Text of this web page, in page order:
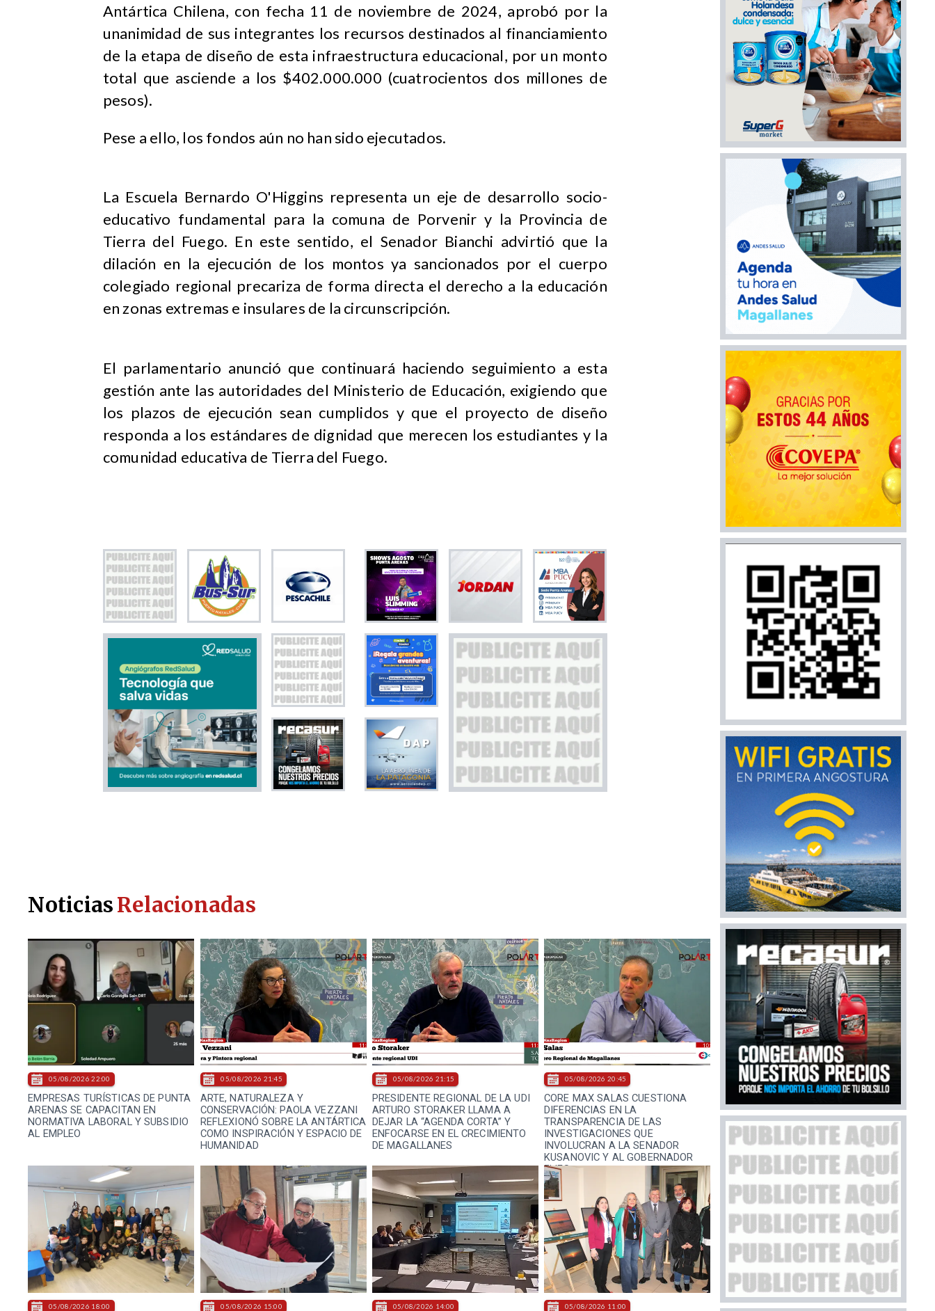
Antártica Chilena, con fecha 11 de noviembre de 2024, aprobó por la
unanimidad de sus integrantes los recursos destinados al financiamiento
de la etapa de diseño de esta infraestructura educacional, por un monto
total que asciende a los $402.000.000 (cuatrocientos dos millones de
pesos).
Pese a ello, los fondos aún no han sido ejecutados.
La Escuela Bernardo O'Higgins representa un eje de desarrollo socio-
educativo fundamental para la comuna de Porvenir y la Provincia de
Tierra del Fuego. En este sentido, el Senador Bianchi advirtió que la
dilación en la ejecución de los montos ya sancionados por el cuerpo
colegiado regional precariza de forma directa el derecho a la educación
en zonas extremas e insulares de la circunscripción.
El parlamentario anunció que continuará haciendo seguimiento a esta
gestión ante las autoridades del Ministerio de Educación, exigiendo que
los plazos de ejecución sean cumplidos y que el proyecto de diseño
responda a los estándares de dignidad que merecen los estudiantes y la
comunidad educativa de Tierra del Fuego.
EMPRESAS TURÍSTICAS DE PUNTA
ARENAS SE CAPACITAN EN
NORMATIVA LABORAL Y SUBSIDIO
AL EMPLEO
05/08/2026 22:00
ARTE, NATURALEZA Y
CONSERVACIÓN: PAOLA VEZZANI
REFLEXIONÓ SOBRE LA ANTÁRTICA
COMO INSPIRACIÓN Y ESPACIO DE
HUMANIDAD
05/08/2026 21:45
PRESIDENTE REGIONAL DE LA UDI
ARTURO STORAKER LLAMA A
DEJAR LA “AGENDA CORTA” Y
ENFOCARSE EN EL CRECIMIENTO
DE MAGALLANES
05/08/2026 21:15
CORE MAX SALAS CUESTIONA
DIFERENCIAS EN LA
TRANSPARENCIA DE LAS
INVESTIGACIONES QUE
INVOLUCRAN A LA SENADOR
KUSANOVIC Y AL GOBERNADOR
FLIES
05/08/2026 20:45
05/08/2026 18:00 05/08/2026 15:00 05/08/2026 14:00 05/08/2026 11:00
NoticiasRelacionadas